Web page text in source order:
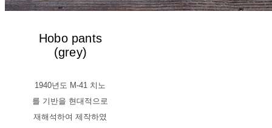
Hobo pants
(grey)
1940년도 M-41 치노
를 기반을 현대적으로
재해석하여 제작하였